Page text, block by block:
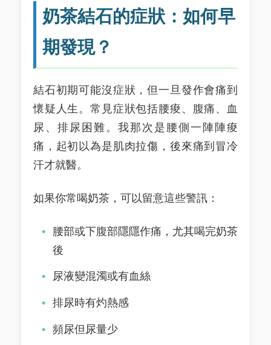
奶茶結石的症狀：如何早
期發現？
結石初期可能沒症狀，但一旦發作會痛到
懷疑人生。常見症狀包括腰痠、腹痛、血
尿、排尿困難。我那次是腰側一陣陣痠
痛，起初以為是肌肉拉傷，後來痛到冒冷
汗才就醫。
如果你常喝奶茶，可以留意這些警訊：
腰部或下腹部隱隱作痛，尤其喝完奶茶
後
尿液變混濁或有血絲
排尿時有灼熱感
頻尿但尿量少